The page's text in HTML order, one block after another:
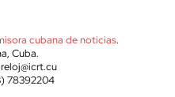
cubana de noticias.
Cuba.
78392204